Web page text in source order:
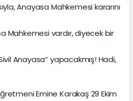
Anayasa Mahkemesi kararını
Mahkemesi vardır, diyecek bir
Anayasa” yapacakmış! Hadi,
Emine Karakaş 29 Ekim